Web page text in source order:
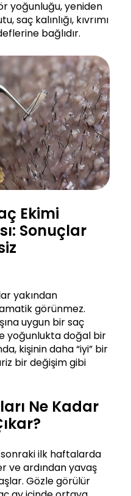
yoğunluğu, yeniden
saç kalınlığı, kıvrımı
bağlıdır.
Ekimi
Sonuçlar
yakından
görünmez.
uygun bir saç
yoğunlukta doğal bir
kişinin daha “iyi” bir
bir değişim gibi
Ne Kadar
ilk haftalarda
ve ardından yavaş
Gözle görülür